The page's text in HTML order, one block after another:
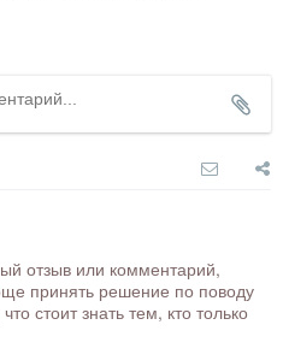
отзыв или комментарий,
принять решение по поводу
стоит знать тем, кто только